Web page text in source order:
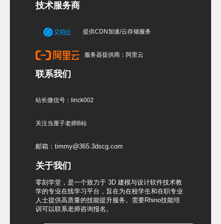
技术服务商
提供CDN加速/云存储服务
服务器提供商：阿里云
联系我们
站长微信号：linck002
关注当厘子老师B站
邮箱：timmy@365.3dscg.com
关于我们
零刻学堂，是一个致力于 3D 建模与设计软件技术教
学的专业在线学习平台，旨在为在校学生和在职专业
人士提供高质量的技能提升服务。需要Rhino技能培
训可以联系老师咨询报名。